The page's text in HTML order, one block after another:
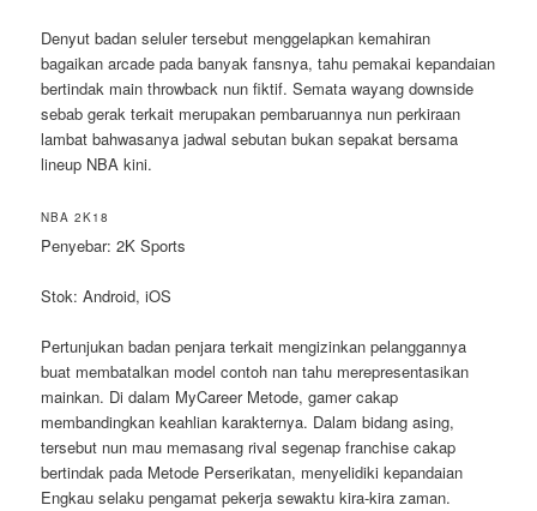
Denyut badan seluler tersebut menggelapkan kemahiran
bagaikan arcade pada banyak fansnya, tahu pemakai kepandaian
bertindak main throwback nun fiktif. Semata wayang downside
sebab gerak terkait merupakan pembaruannya nun perkiraan
lambat bahwasanya jadwal sebutan bukan sepakat bersama
lineup NBA kini.
NBA 2K18
Penyebar: 2K Sports
Stok: Android, iOS
Pertunjukan badan penjara terkait mengizinkan pelanggannya
buat membatalkan model contoh nan tahu merepresentasikan
mainkan. Di dalam MyCareer Metode, gamer cakap
membandingkan keahlian karakternya. Dalam bidang asing,
tersebut nun mau memasang rival segenap franchise cakap
bertindak pada Metode Perserikatan, menyelidiki kepandaian
Engkau selaku pengamat pekerja sewaktu kira-kira zaman.